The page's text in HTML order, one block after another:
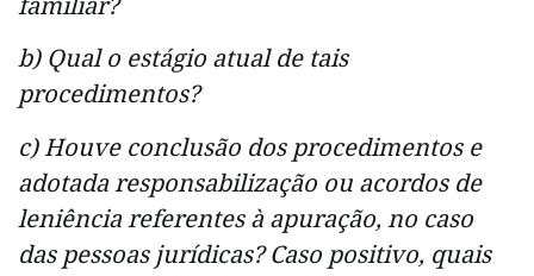
b) Qual o estágio atual de tais
procedimentos?
c) Houve conclusão dos procedimentos e
adotada responsabilização ou acordos de
leniência referentes à apuração, no caso
das pessoas jurídicas? Caso positivo, quais